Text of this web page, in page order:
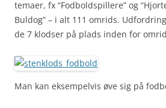
temaer, fx “Fodboldspillere” og
Buldog” – i alt 111 omrids.
de 7 klodser på plads inden for
Man kan eksempelvis øve sig på